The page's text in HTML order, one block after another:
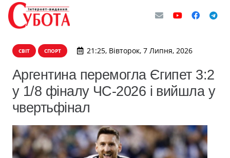
СВІТ СПОРТ 21:25, Вівторок, 7 Липня, 2026
Аргентина перемогла Єгипет 3:2
у 1/8 фіналу ЧС-2026 і вийшла у
чвертьфінал